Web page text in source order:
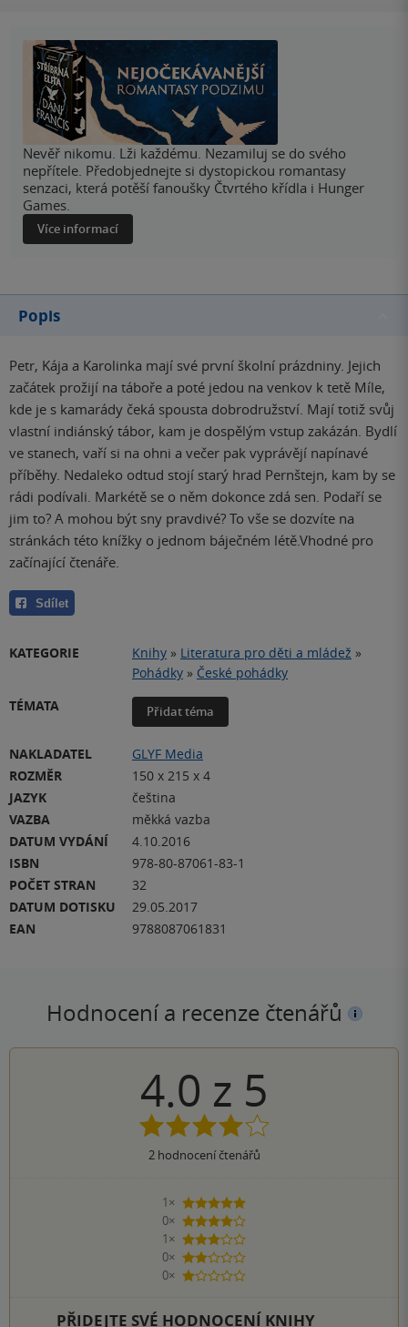
Nevěř nikomu. Lži každému. Nezamiluj se do svého
nepřítele. Předobjednejte si dystopickou romantasy
senzaci, která potěší fanoušky Čtvrtého křídla i Hunger
Games.
Více informací
Popis
Petr, Kája a Karolinka mají své první školní prázdniny. Jejich
začátek prožijí na táboře a poté jedou na venkov k tetě Míle,
kde je s kamarády čeká spousta dobrodružství. Mají totiž svůj
vlastní indiánský tábor, kam je dospělým vstup zakázán. Bydlí
ve stanech, vaří si na ohni a večer pak vyprávějí napínavé
příběhy. Nedaleko odtud stojí starý hrad Pernštejn, kam by se
rádi podívali. Markétě se o něm dokonce zdá sen. Podaří se
jim to? A mohou být sny pravdivé? To vše se dozvíte na
stránkách této knížky o jednom báječném létě.Vhodné pro
začínající čtenáře.
Sdílet
KATEGORIE Knihy » Literatura pro děti a mládež »
Pohádky » České pohádky
TÉMATA
Přidat téma
NAKLADATEL
GLYF Media
ROZMĚR
150 x 215 x 4
JAZYK
čeština
VAZBA
měkká vazba
DATUM VYDÁNÍ
4.10.2016
ISBN
978-80-87061-83-1
POČET STRAN
32
DATUM DOTISKU
29.05.2017
EAN
9788087061831
Hodnocení a recenze čtenářů
4.0 z 5
2hodnocení čtenářů
1×
5 hvězdiček
0×
4 hvězdičky
1×
3 hvězdičky
0×
2 hvězdičky
0×
1 hvezdička
PŘIDEJTE SVÉ HODNOCENÍ KNIHY